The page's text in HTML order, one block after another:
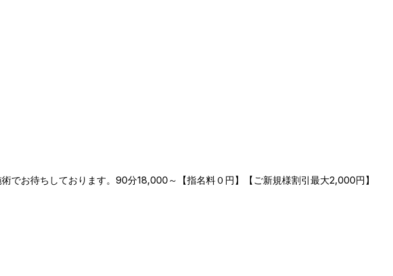
お待ちしております。90分18,000～【指名料０円】【ご新規様割引最大2,000円】